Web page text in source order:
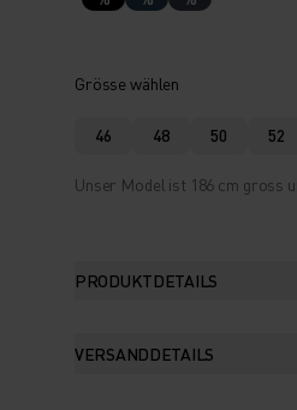
Grösse wählen
46 48 50 52
Unser Model ist 186 cm gross
PRODUKTDETAILS
VERSANDDETAILS